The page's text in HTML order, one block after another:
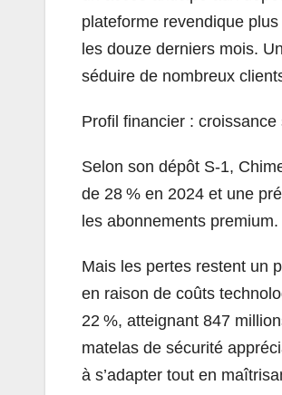
plateforme revendique
les douze derniers mois.
séduire de nombreux
Profil financier :
Selon son dépôt S-1,
de 28 % en 2024 et une
les abonnements premium.
Mais les pertes restent un
en raison de coûts
22 %, atteignant 847
matelas de sécurité
à s’adapter tout en